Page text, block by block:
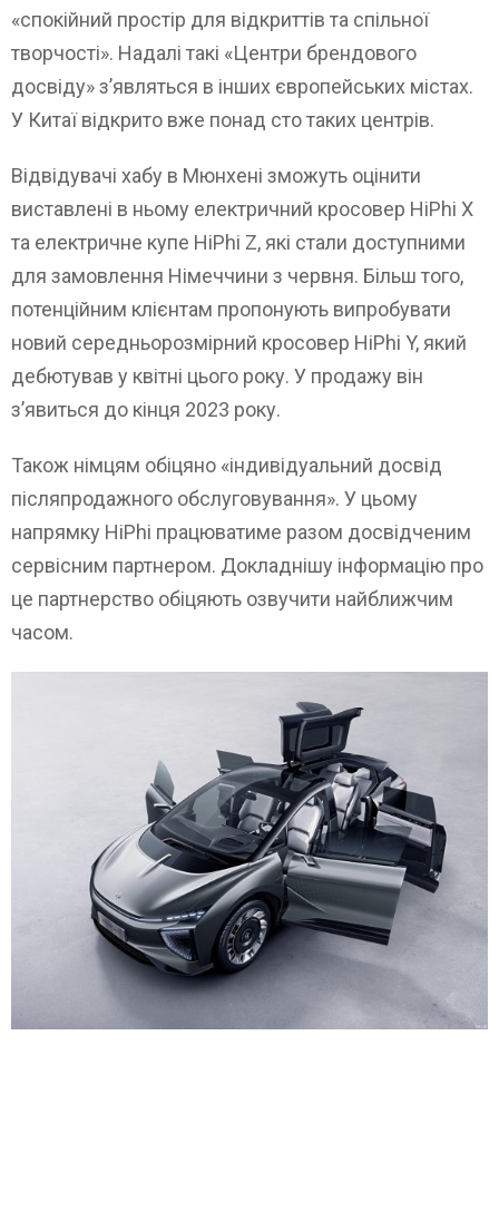
«спокійний простір для відкриттів та спільної
творчості». Надалі такі «Центри брендового
досвіду» з’являться в інших європейських містах.
У Китаї відкрито вже понад сто таких центрів.
Відвідувачі хабу в Мюнхені зможуть оцінити
виставлені в ньому електричний кросовер HiPhi X
та електричне купе HiPhi Z, які стали доступними
для замовлення Німеччини з червня. Більш того,
потенційним клієнтам пропонують випробувати
новий середньорозмірний кросовер HiPhi Y, який
дебютував у квітні цього року. У продажу він
з’явиться до кінця 2023 року.
Також німцям обіцяно «індивідуальний досвід
післяпродажного обслуговування». У цьому
напрямку HiPhi працюватиме разом досвідченим
сервісним партнером. Докладнішу інформацію про
це партнерство обіцяють озвучити найближчим
часом.